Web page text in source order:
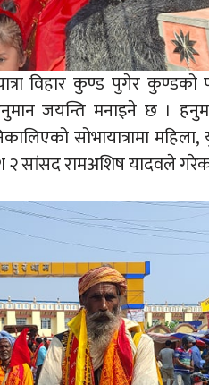
विहार कुण्ड पुगेर कुण्डको
हनुमान जयन्ति मनाइने छ ।
सोभायात्रामा
२ सांसद रामअशिष यादवले